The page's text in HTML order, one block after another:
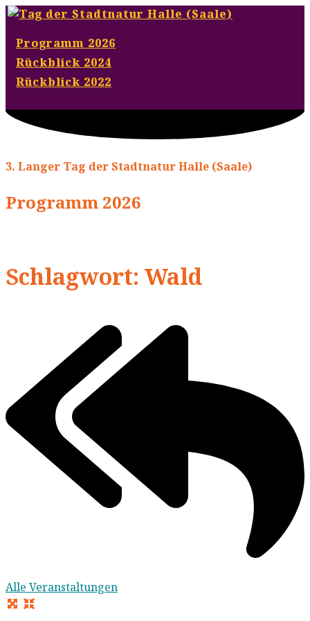
Programm 2026
Rückblick 2024
Rückblick 2022
3. Langer Tag der Stadtnatur Halle (Saale)
Programm 2026
Schlagwort: Wald
Alle Veranstaltungen